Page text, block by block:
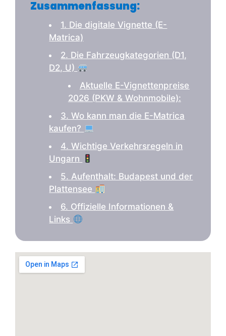
Zusammenfassung:
1. Die digitale Vignette (E-
Matrica)
2. Die Fahrzeugkategorien (D1,
D2, U)
Aktuelle E-Vignettenpreise
2026 (PKW & Wohnmobile):
3. Wo kann man die E-Matrica
kaufen?
4. Wichtige Verkehrsregeln in
Ungarn
5. Aufenthalt: Budapest und der
Plattensee
6. Offizielle Informationen &
Links